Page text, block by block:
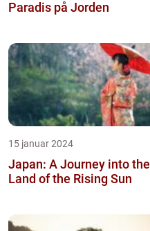
Paradis på Jorden
15 januar 2024
Japan: A Journey into the
Land of the Rising Sun